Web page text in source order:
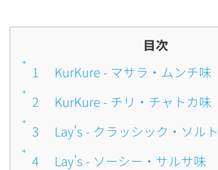
目次
1
■KurKure - マサラ・ムンチ味
2
■KurKure - チリ・チャトカ味
3
■Lay's - クラッシック・ソル
4
■Lay's - ソーシー・サルサ味